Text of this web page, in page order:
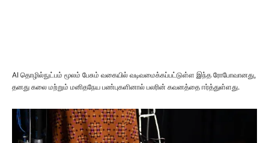
AI தொழில்நுட்பம் மூலம் பேசும் வகையில் வடிவமைக்கப்பட்டுள்ள இந்த ரோபோவானது,
தனது கலை மற்றும் மனிதநேய பண்புகளினால் பலரின் கவனத்தை ஈர்த்துள்ளது.